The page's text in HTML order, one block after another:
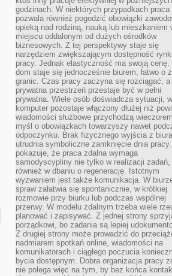
godzinach. W niektórych przypadkach praca
pozwala również pogodzić obowiązki
opieką nad rodziną, nauką lub mieszkaniem
miejscu oddalonym od dużych ośrodków
biznesowych. Z tej perspektywy staje się
narzędziem zwiększającym dostępność
pracy. Jednak elastyczność ma swoją cenę.
dom staje się jednocześnie biurem, łatwo o
granic. Czas pracy zaczyna się rozciągać, a
prywatna przestrzeń przestaje być w pełni
prywatna. Wiele osób doświadcza sytuacji,
komputer pozostaje włączony dłużej niż
wiadomości służbowe przychodzą
myśl o obowiązkach towarzyszy nawet
odpoczynku. Brak fizycznego wyjścia z biura
utrudnia symboliczne zamknięcie dnia
pokazuje, że praca zdalna wymaga
samodyscypliny nie tylko w realizacji zadań,
również w dbaniu o regenerację. Istotnym
wyzwaniem jest także komunikacja. W
spraw załatwia się spontanicznie, w krótkiej
rozmowie przy biurku lub podczas wspólnej
przerwy. W modelu zdalnym trzeba wiele
planować i zapisywać. Z jednej strony
porządkowi, bo zadania są lepiej
Z drugiej strony może prowadzić do
nadmiarem spotkań online, wiadomości na
komunikatorach i ciągłego poczucia
bycia dostępnym. Dobra organizacja pracy
nie polega więc na tym, by bez końca